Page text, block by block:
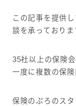
この記事を提供
談を承っておりま
35社以上の保険
一度に複数の保険
保険のぷろのス